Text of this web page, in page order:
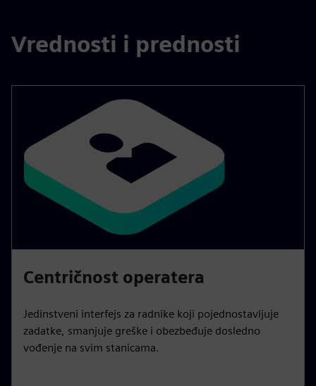
Vrednosti i prednosti
Centričnost operatera
Jedinstveni interfejs za radnike koji pojednostavljuje
zadatke, smanjuje greške i obezbeđuje dosledno
vođenje na svim stanicama.